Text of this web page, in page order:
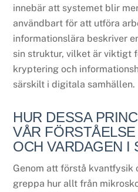
innebär att systemet blir
användbart för att utföra
informationslära beskriver
sin struktur, vilket är viktigt
kryptering och
särskilt i digitala samhällen.
HUR DESSA
VÅR
OCH VARDAGEN I
Genom att förstå kvantfysik
greppa hur allt från